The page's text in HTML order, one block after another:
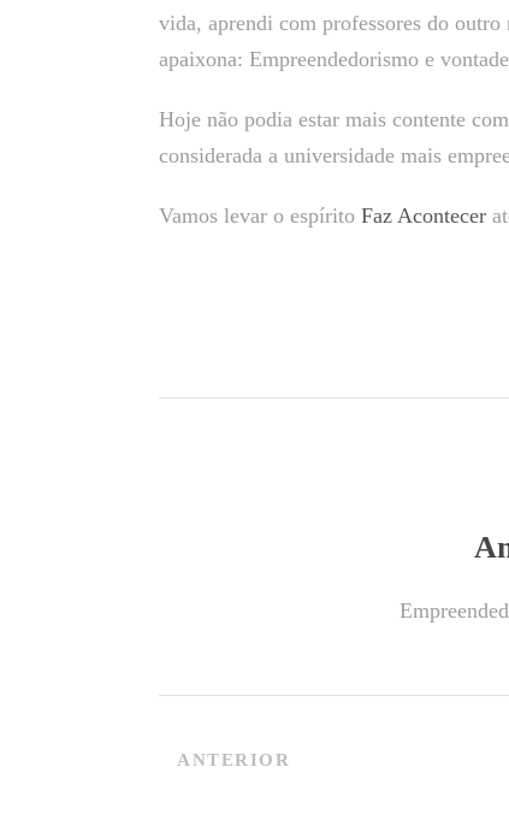
vida, aprendi com professores do
apaixona: Empreendedorismo e
Hoje não podia estar mais contente
considerada a universidade mais
Vamos levar o espírito Faz Acontecer
ANTERIOR